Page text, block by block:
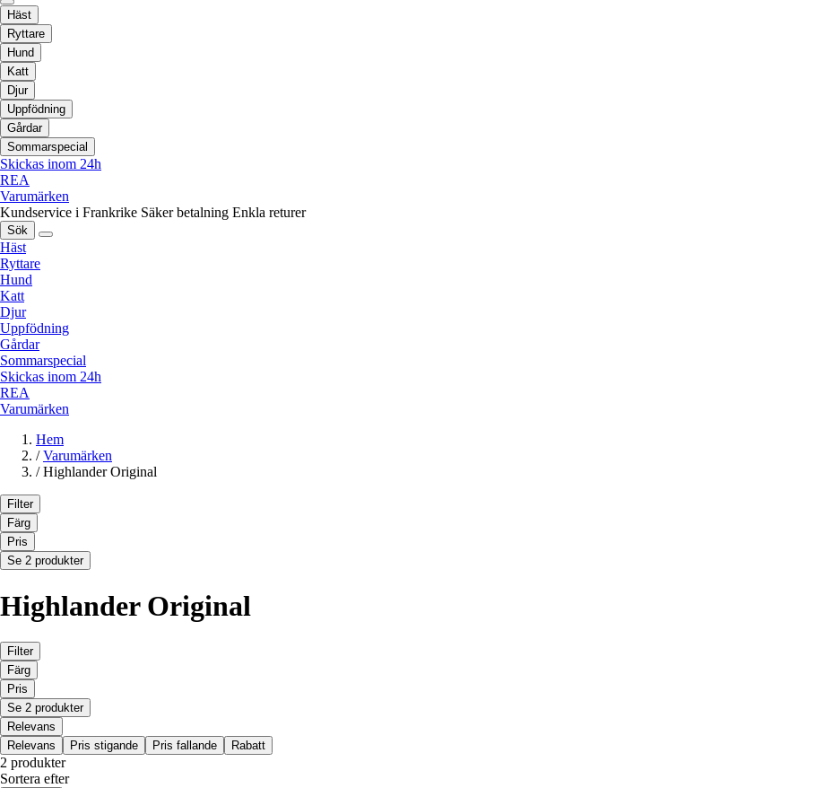
Häst
Ryttare
Hund
Katt
Djur
Uppfödning
Gårdar
Sommarspecial
Skickas inom 24h
REA
Varumärken
Kundservice i Frankrike Säker betalning Enkla returer
Sök
Häst
Ryttare
Hund
Katt
Djur
Uppfödning
Gårdar
Sommarspecial
Skickas inom 24h
REA
Varumärken
Hem
/ Varumärken
/ Highlander Original
Filter
Färg
Pris
Se 2 produkter
Highlander Original
Filter
Färg
Pris
Se 2 produkter
Relevans
Relevans
Pris stigande Pris fallande Rabatt
2 produkter
Sortera efter